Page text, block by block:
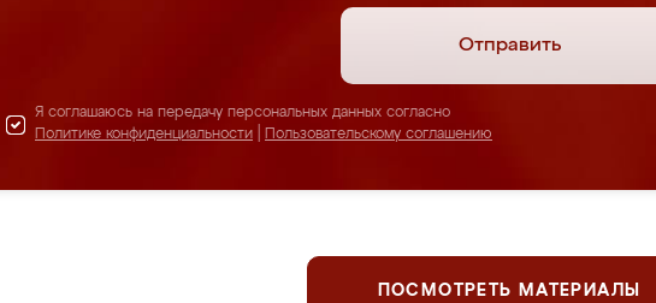
Отправить
Я соглашаюсь на передачу персональных данных согласно
Политике конфиденциальности
Пользовательскому соглашению
ПОСМОТРЕТЬ МАТЕРИАЛЫ